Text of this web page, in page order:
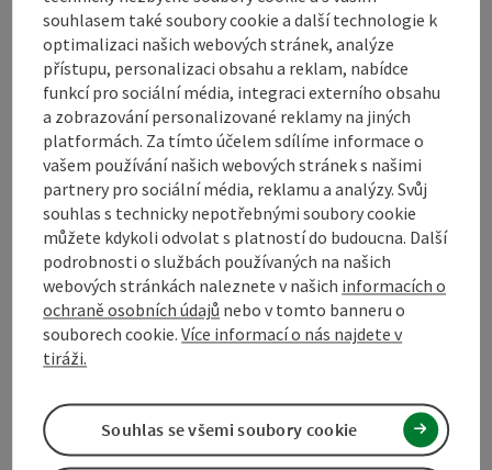
Druhy sportu
Způsobilost
Bezbariérovost
Označit příspěvek
Vytvořit PDF
Vytisknout
V okolí
souhlasem také soubory cookie a další technologie k
optimalizaci našich webových stránek, analýze
přístupu, personalizaci obsahu a reklam, nabídce
funkcí pro sociální média, integraci externího obsahu
a zobrazování personalizované reklamy na jiných
platformách. Za tímto účelem sdílíme informace o
vašem používání našich webových stránek s našimi
partnery pro sociální média, reklamu a analýzy. Svůj
souhlas s technicky nepotřebnými soubory cookie
můžete kdykoli odvolat s platností do budoucna. Další
podrobnosti o službách používaných na našich
webových stránkách naleznete v našich informacích o
ochraně osobních údajů nebo v tomto banneru o
souborech cookie.Více informací o nás najdete v
tiráži.
Souhlas se všemi soubory cookie